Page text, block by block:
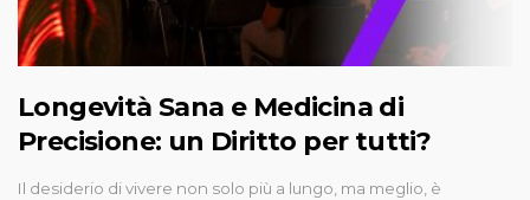
Longevità Sana e Medicina di
Precisione: un Diritto per tutti?
Il desiderio di vivere non solo più a lungo, ma meglio, è